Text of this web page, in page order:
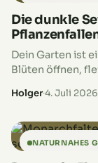
Die dunkle
Dein Garten ist
Blüten öffnen,
genießen
Holger·4. Juli 2026
NATURNAHES